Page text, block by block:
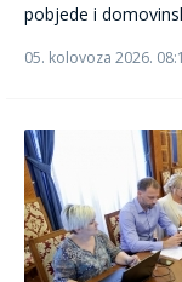
pobjede i
05. kolovoza 2026.